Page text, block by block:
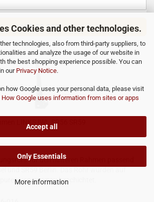
Cookies and other technologies.
technologies, also from third-party suppliers, to
and analyze the usage of our website in
the best shopping experience possible. You can
our Privacy Notice.
how Google uses your personal data, please visit
How Google uses information from sites or apps
Accept all
Only Essentials
More information
ADD TO CART
LINKS IWL SR56 SR59
für den hinteren Rahmen passend
von uns neu beschichtet.